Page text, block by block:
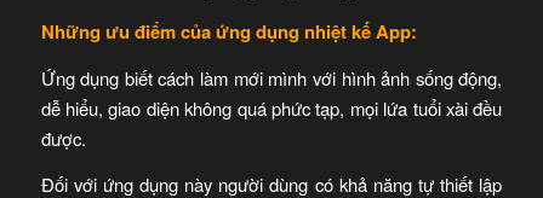
Những ưu điểm của ứng dụng nhiệt kế App:
Ứng dụng biết cách làm mới mình với hình ảnh sống động,
dễ hiểu, giao diện không quá phức tạp, mọi lứa tuổi xài đều
được.
Đối với ứng dụng này người dùng có khả năng tự thiết lập